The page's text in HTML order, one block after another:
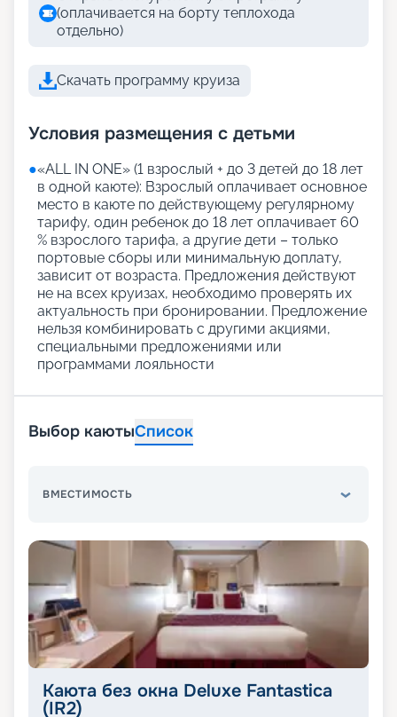
(оплачивается на борту теплохода
отдельно)
Скачать программу круиза
Условия размещения с детьми
●«АLL IN ONE» (1 взрослый + до 3 детей до 18 лет
в одной каюте): Взрослый оплачивает основное
место в каюте по действующему регулярному
тарифу, один ребенок до 18 лет оплачивает 60
% взрослого тарифа, а другие дети – только
портовые сборы или минимальную доплату,
зависит от возраста. Предложения действуют
не на всех круизах, необходимо проверять их
актуальность при бронировании. Предложение
нельзя комбинировать с другими акциями,
специальными предложениями или
программами лояльности
Выбор каютыСписок
ВМЕСТИМОСТЬ
Каюта без окна Deluxe Fantastica
(IR2)